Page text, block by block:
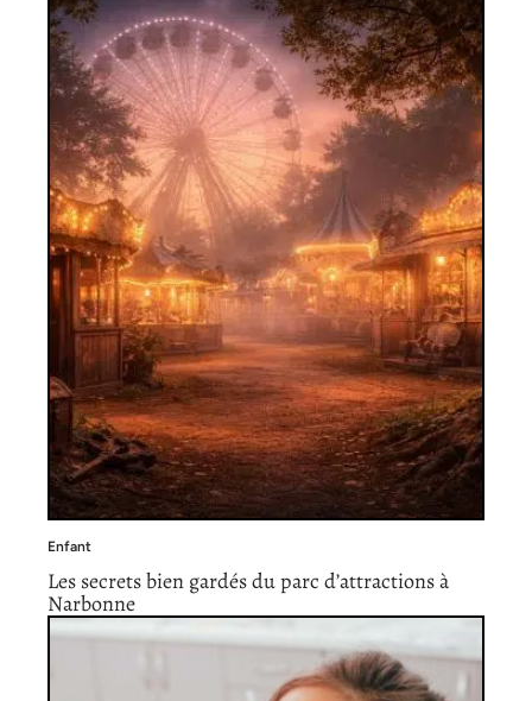
Enfant
Les secrets bien gardés du parc d’attractions à
Narbonne